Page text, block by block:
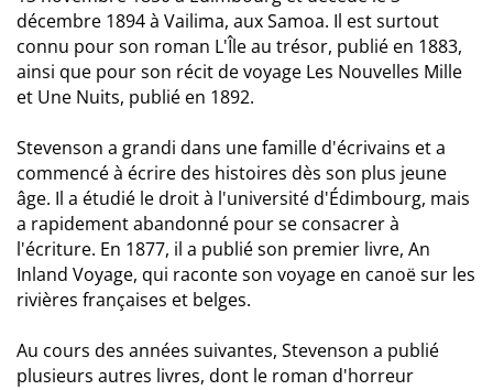
décembre 1894 à Vailima, aux Samoa. Il est surtout
connu pour son roman L'Île au trésor, publié en 1883,
ainsi que pour son récit de voyage Les Nouvelles Mille
et Une Nuits, publié en 1892.
Stevenson a grandi dans une famille d'écrivains et a
commencé à écrire des histoires dès son plus jeune
âge. Il a étudié le droit à l'université d'Édimbourg, mais
a rapidement abandonné pour se consacrer à
l'écriture. En 1877, il a publié son premier livre, An
Inland Voyage, qui raconte son voyage en canoë sur les
rivières françaises et belges.
Au cours des années suivantes, Stevenson a publié
plusieurs autres livres, dont le roman d'horreur